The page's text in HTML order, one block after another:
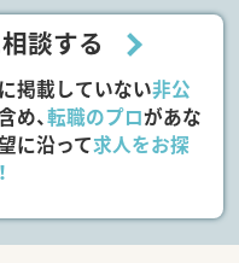
。
、地域医療に深く貢献してい
と、現場スタッフの意見が
談する
掲載していない非公
め、転職のプロがあな
に沿って求人をお探